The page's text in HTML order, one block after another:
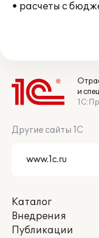
• расчеты с
и
Другие сайты 1С
Каталог
Внедрения
Публикации